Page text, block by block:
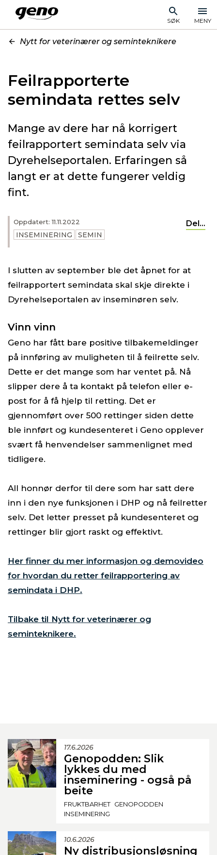
SØK MENY
Nytt for veterinærer og seminteknikere
Feilrapporterte
semindata rettes selv
Oppdatert: 11.11.2022
INSEMINERING SEMIN
Del...
Mange av dere har nå korrigert
feilrapportert semindata selv via
Dyrehelseportalen. Erfaringen så
langt er at dette fungerer veldig
fint.
I slutten av september ble det åpnet for at
feilrapportert semindata skal skje direkte i
Dyrehelseportalen av inseminøren selv.
Vinn vinn
Geno har fått bare positive tilbakemeldinger
på innføring av muligheten til å feilrette selv.
Dette er det mange som har ventet på. Nå
slipper dere å ta kontakt på telefon eller e-
post for å få hjelp til retting. Det er
gjennomført over 500 rettinger siden dette
ble innført og kundesenteret i Geno opplever
svært få henvendelser sammenlignet med
tidligere.
All honnør derfor til dere som har satt dere
inn i den nye funksjonen i DHP og nå feilretter
selv. Det letter presset på kundesenteret og
rettinger blir gjort raskt og effektivt.
Her finner du mer informasjon og demovideo
for hvordan du retter feilrapportering av
semindata i DHP.
Tilbake til Nytt for veterinærer og
seminteknikere.
17.6.2026
Genopodden: Slik
lykkes du med
inseminering - også på
beite
FRUKTBARHET GENOPODDEN
INSEMINERING
10.6.2026
Ny distribusjonsløsning